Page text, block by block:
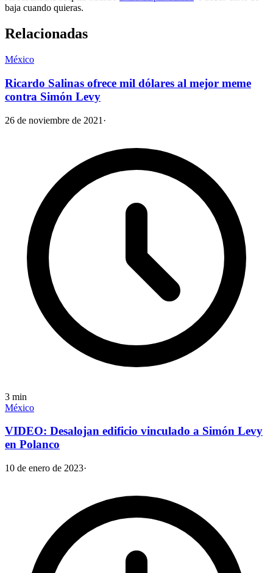
baja cuando quieras.
Relacionadas
México
Ricardo Salinas ofrece mil dólares al mejor meme
contra Simón Levy
26 de noviembre de 2021 ·
3 min
México
VIDEO: Desalojan edificio vinculado a Simón Levy
en Polanco
10 de enero de 2023·